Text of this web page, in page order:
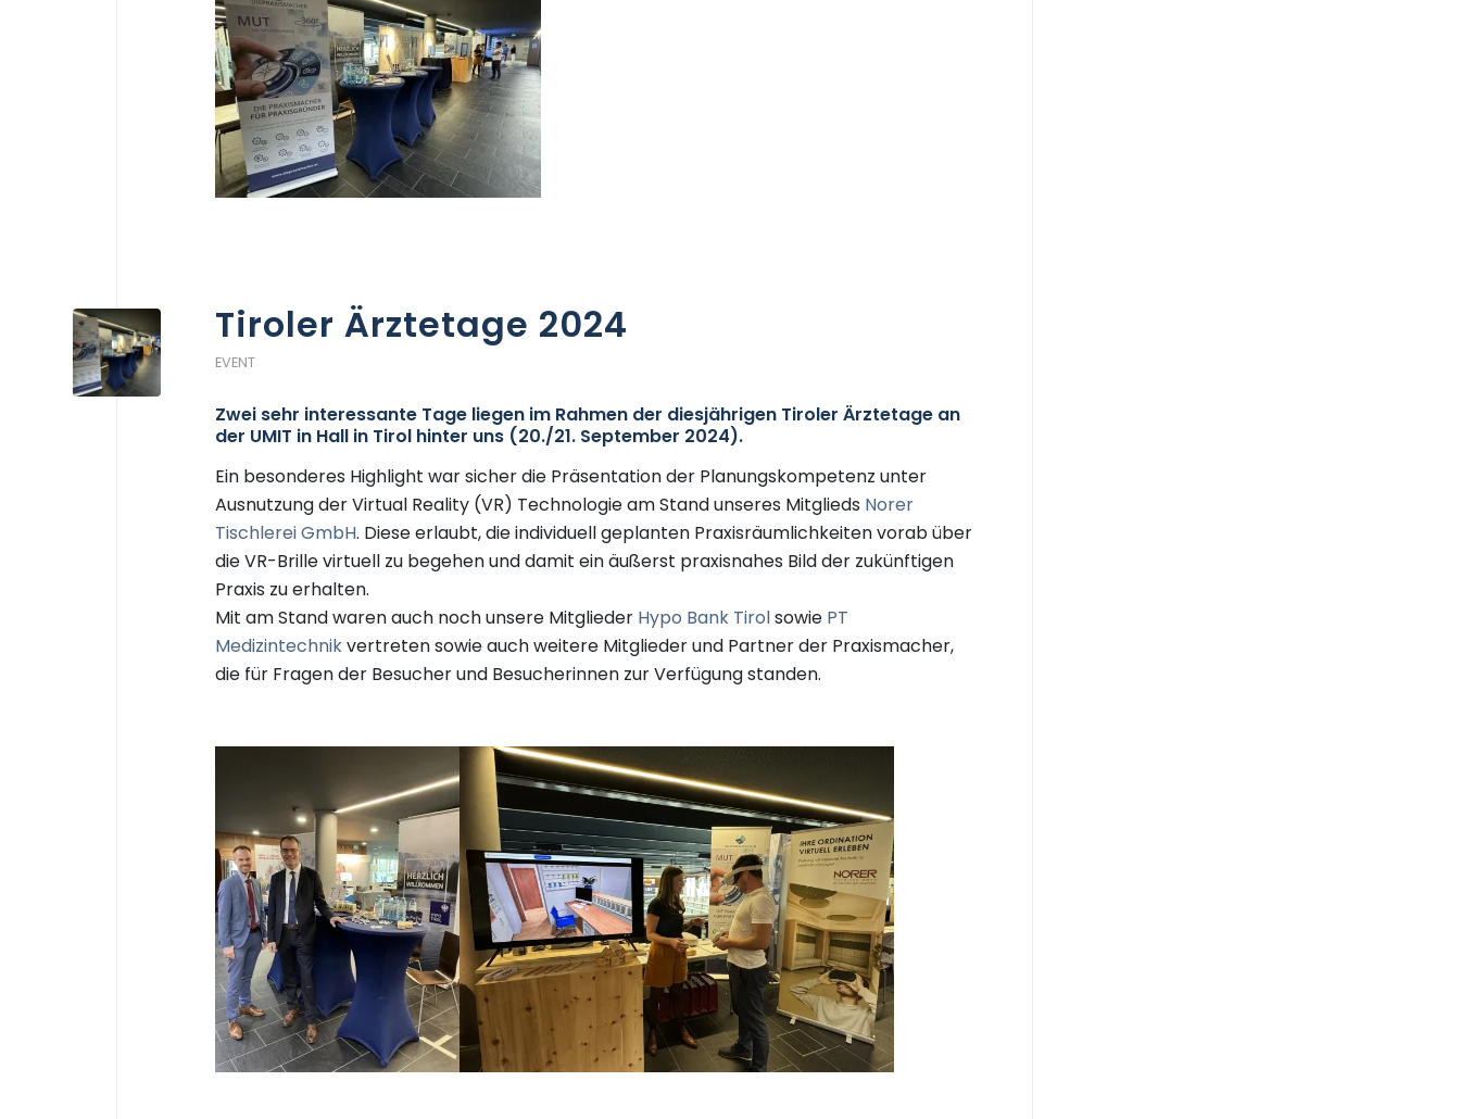
Tiroler Ärztetage 2024
EVENT
Zwei sehr interessante Tage liegen im Rahmen der diesjährigen Tiroler Ärztetage an
der UMIT in Hall in Tirol hinter uns (20./21. September 2024).
Ein besonderes Highlight war sicher die Präsentation der Planungskompetenz unter
Ausnutzung der Virtual Reality (VR) Technologie am Stand unseres Mitglieds Norer
Tischlerei GmbH. Diese erlaubt, die individuell geplanten Praxisräumlichkeiten vorab über
die VR-Brille virtuell zu begehen und damit ein äußerst praxisnahes Bild der zukünftigen
Praxis zu erhalten.
Mit am Stand waren auch noch unsere Mitglieder Hypo Bank Tirolsowie PT
Medizintechnikvertreten sowie auch weitere Mitglieder und Partner der Praxismacher,
die für Fragen der Besucher und Besucherinnen zur Verfügung standen.